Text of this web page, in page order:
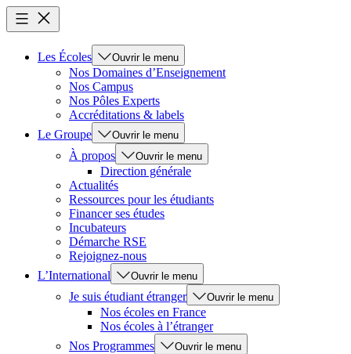
Les Écoles Ouvrir le menu
Nos Domaines d’Enseignement
Nos Campus
Nos Pôles Experts
Accréditations & labels
Le Groupe
Ouvrir le menu
À propos Ouvrir le menu
Direction générale
Actualités
Ressources pour les étudiants
Financer ses études
Incubateurs
Démarche RSE
Rejoignez-nous
L’International
Ouvrir le menu
Je suis étudiant étranger Ouvrir le menu
Nos écoles en France
Nos écoles à l’étranger
Nos Programmes
Ouvrir le menu